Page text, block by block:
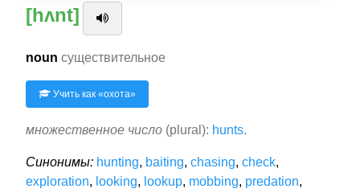
[hʌnt]
noun существительное
Учить как «охота»
множественное число (plural): hunts.
Синонимы: hunting, baiting, chasing, check,
exploration, looking, lookup, mobbing, predation,